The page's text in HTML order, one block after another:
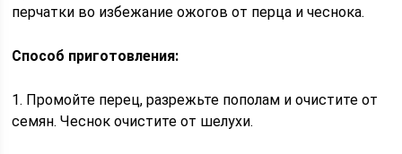
перчатки во избежание ожогов от перца и чеснока.
Способ приготовления:
1. Промойте перец, разрежьте пополам и очистите от
семян. Чеснок очистите от шелухи.